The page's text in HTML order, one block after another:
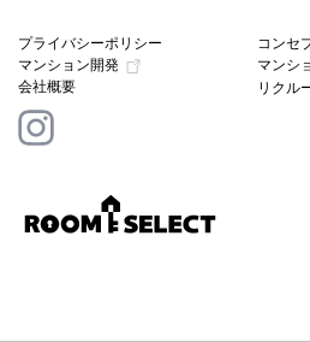
プライバシーポリシー
コンセ
マンション開発
マンシ
会社概要
リクル